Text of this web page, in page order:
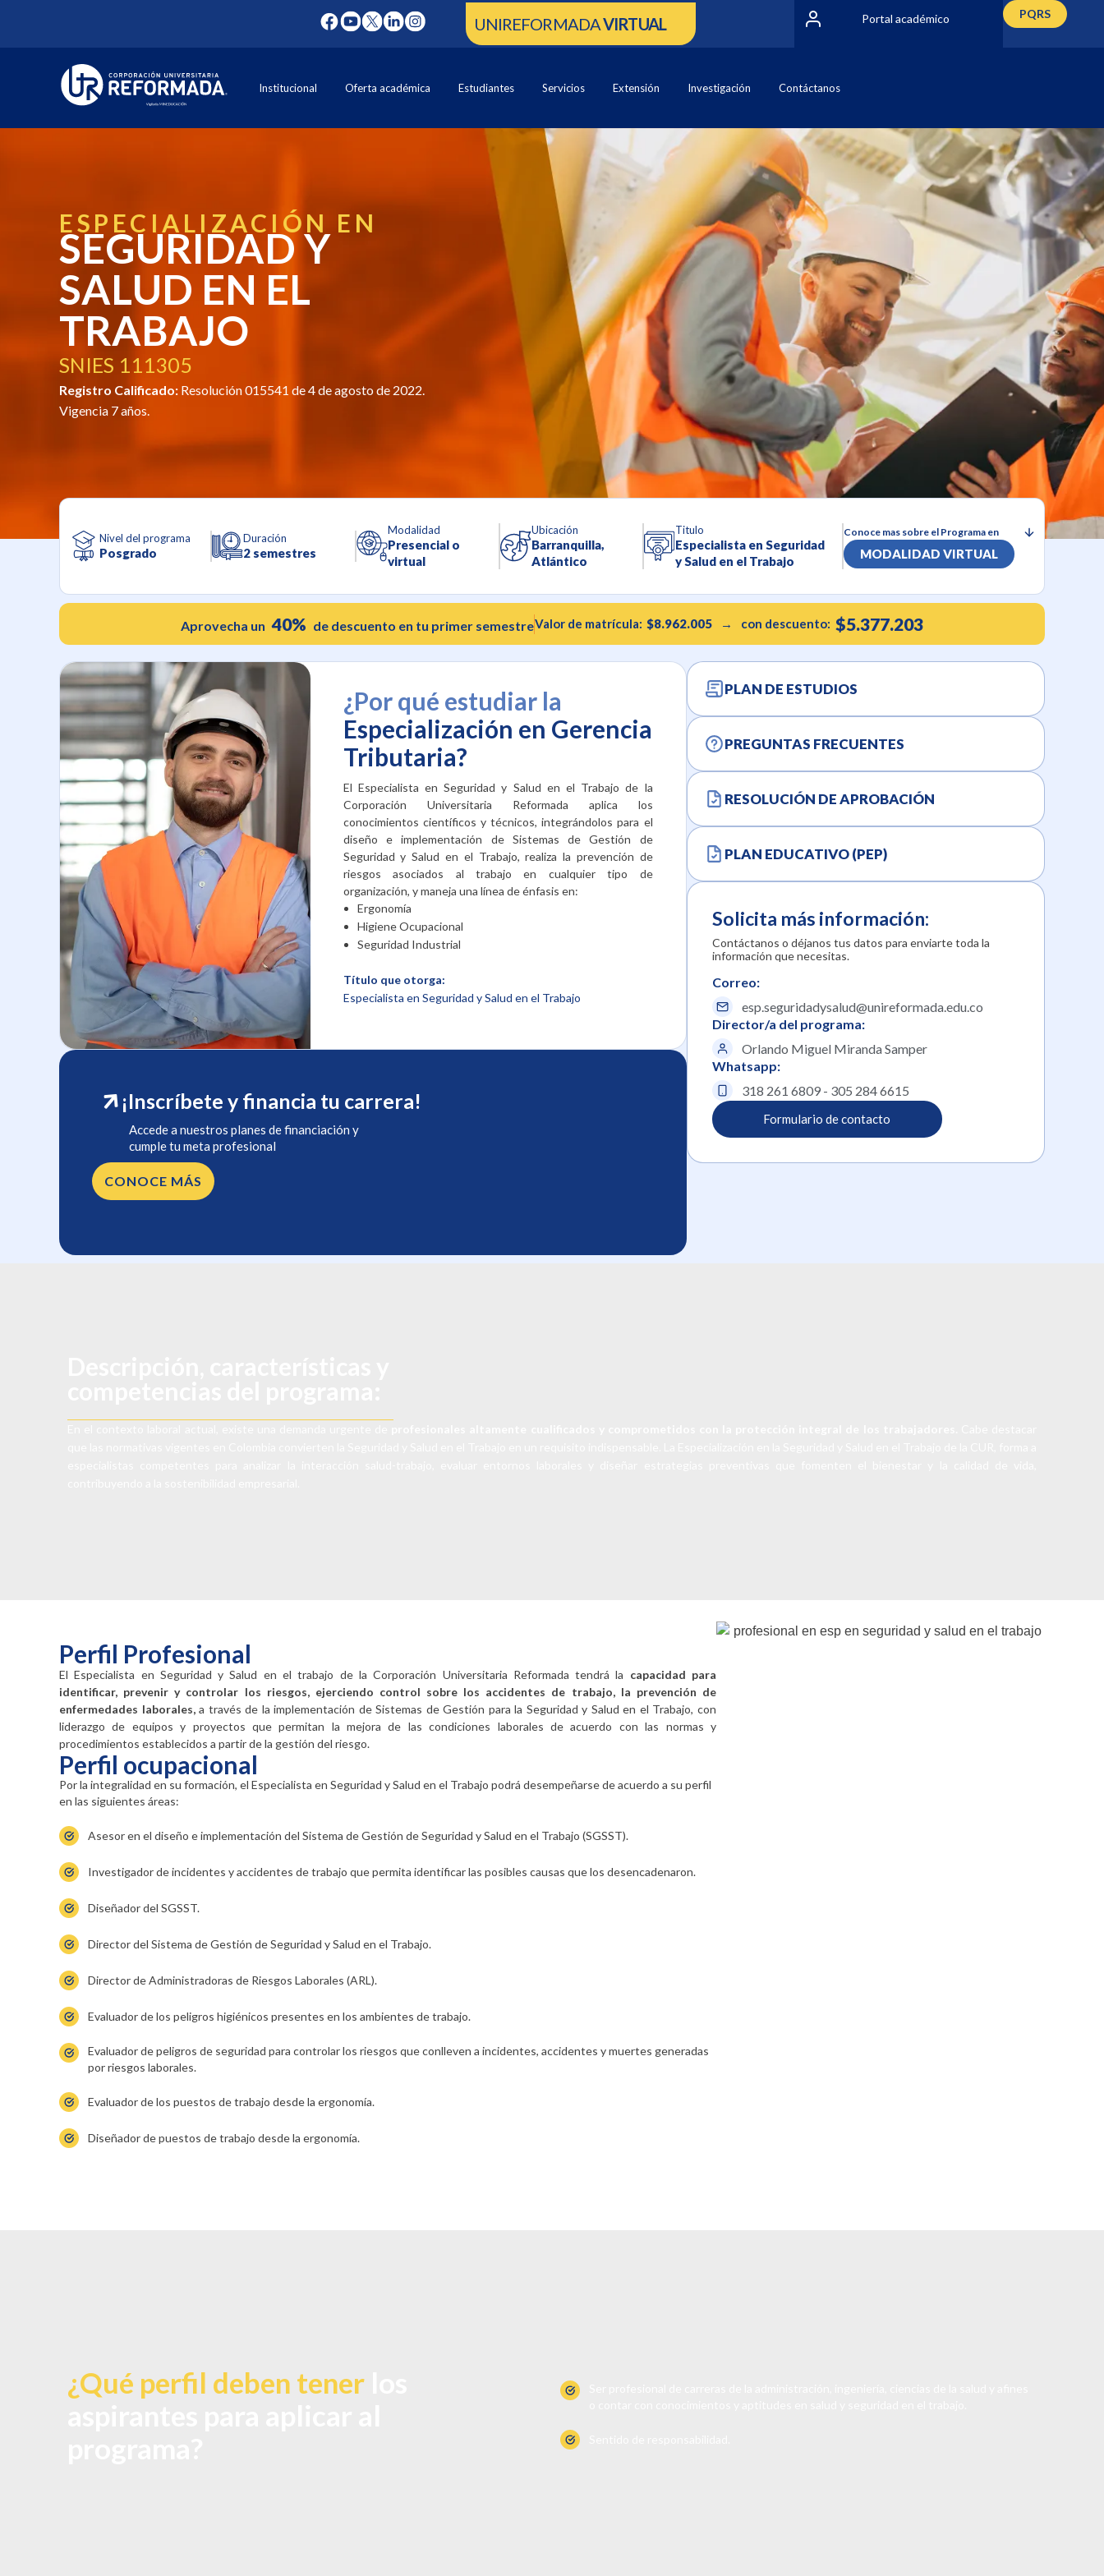
UNIREFORMADAVIRTUAL Portal académico PQRS
Institucional Oferta académica Estudiantes Servicios Extensión Investigación Contáctanos
ESPECIALIZACIÓN EN
SEGURIDAD Y
SALUD EN EL
TRABAJO
SNIES 111305
Registro Calificado: Resolución 015541 de 4 de agosto de 2022.
Vigencia 7 años.
Nivel del programa
Posgrado
Duración
2 semestres
Modalidad
Presencial o
virtual
Ubicación
Barranquilla,
Atlántico
Titulo
Especialista en Seguridad
y Salud en el Trabajo
Conoce mas sobre el Programa en
MODALIDAD VIRTUAL
Aprovecha un 40% de descuento en tu primer semestreValor de matrícula: $8.962.005 → con descuento: $5.377.203
PLAN DE ESTUDIOS
PREGUNTAS FRECUENTES
RESOLUCIÓN DE APROBACIÓN
PLAN EDUCATIVO (PEP)
Solicita más información:
Contáctanos o déjanos tus datos para enviarte toda la
información que necesitas.
Correo:
esp.seguridadysalud@unireformada.edu.co
Director/a del programa:
Orlando Miguel Miranda Samper
Whatsapp:
318 261 6809 - 305 284 6615
Formulario de contacto
¿Por qué estudiar la
Especialización en Gerencia
Tributaria?
El Especialista en Seguridad y Salud en el Trabajo de la
Corporación Universitaria Reformada aplica los
conocimientos científicos y técnicos, integrándolos para el
diseño e implementación de Sistemas de Gestión de
Seguridad y Salud en el Trabajo, realiza la prevención de
riesgos asociados al trabajo en cualquier tipo de
organización, y maneja una línea de énfasis en:
Ergonomía
Higiene Ocupacional
Seguridad Industrial
Título que otorga:
Especialista en Seguridad y Salud en el Trabajo
¡Inscríbete y financia tu carrera!
Accede a nuestros planes de financiación y
cumple tu meta profesional
CONOCE MÁS
Perfil Profesional
El Especialista en Seguridad y Salud en el trabajo de la Corporación Universitaria Reformada tendrá la capacidad para
identificar, prevenir y controlar los riesgos, ejerciendo control sobre los accidentes de trabajo, la prevención de
enfermedades laborales,a través de la implementación de Sistemas de Gestión para la Seguridad y Salud en el Trabajo, con
liderazgo de equipos y proyectos que permitan la mejora de las condiciones laborales de acuerdo con las normas y
procedimientos establecidos a partir de la gestión del riesgo.
Perfil ocupacional
Por la integralidad en su formación, el Especialista en Seguridad y Salud en el Trabajo podrá desempeñarse de acuerdo a su perfil
en las siguientes áreas:
Asesor en el diseño e implementación del Sistema de Gestión de Seguridad y Salud en el Trabajo (SGSST).
Investigador de incidentes y accidentes de trabajo que permita identificar las posibles causas que los desencadenaron.
Diseñador del SGSST.
Director del Sistema de Gestión de Seguridad y Salud en el Trabajo.
Director de Administradoras de Riesgos Laborales (ARL).
Evaluador de los peligros higiénicos presentes en los ambientes de trabajo.
Evaluador de peligros de seguridad para controlar los riesgos que conlleven a incidentes, accidentes y muertes generadas
por riesgos laborales.
Evaluador de los puestos de trabajo desde la ergonomía.
Diseñador de puestos de trabajo desde la ergonomía.
¿Qué perfil deben tener